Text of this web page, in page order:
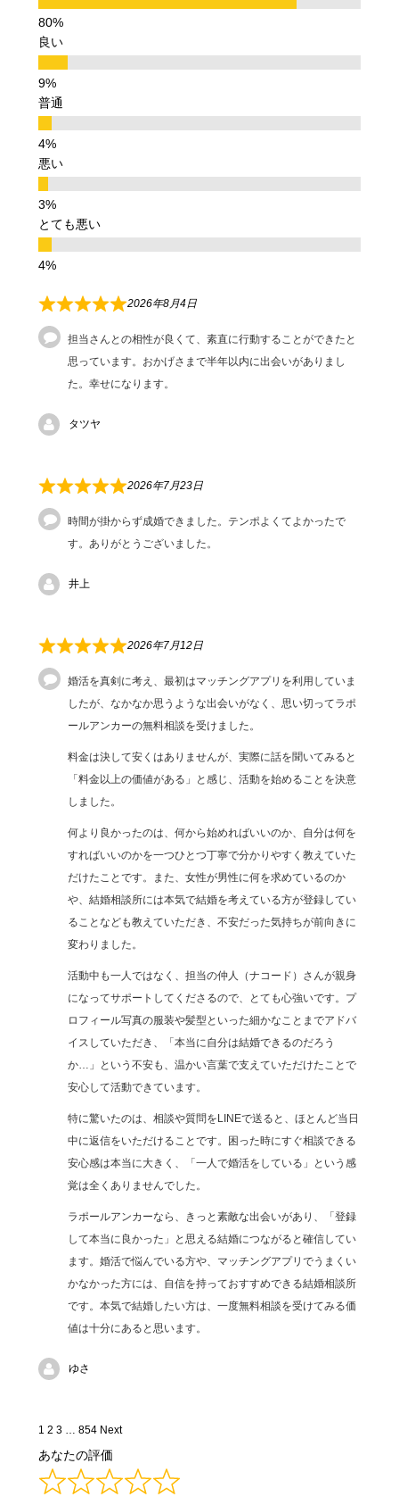
良い
普通
悪い
とても悪い
2026年8月4日
担当さんとの相性が良くて、素直に行動することができたと
思っています。おかげさまで半年以内に出会いがありまし
た。幸せになります。
タツヤ
2026年7月23日
時間が掛からず成婚できました。テンポよくてよかったで
す。ありがとうございました。
井上
2026年7月12日
婚活を真剣に考え、最初はマッチングアプリを利用していま
したが、なかなか思うような出会いがなく、思い切ってラポ
ールアンカーの無料相談を受けました。
料金は決して安くはありませんが、実際に話を聞いてみると
「料金以上の価値がある」と感じ、活動を始めることを決意
しました。
何より良かったのは、何から始めればいいのか、自分は何を
すればいいのかを一つひとつ丁寧で分かりやすく教えていた
だけたことです。また、女性が男性に何を求めているのか
や、結婚相談所には本気で結婚を考えている方が登録してい
ることなども教えていただき、不安だった気持ちが前向きに
変わりました。
活動中も一人ではなく、担当の仲人（ナコード）さんが親身
になってサポートしてくださるので、とても心強いです。プ
ロフィール写真の服装や髪型といった細かなことまでアドバ
イスしていただき、「本当に自分は結婚できるのだろう
か…」という不安も、温かい言葉で支えていただけたことで
安心して活動できています。
特に驚いたのは、相談や質問をLINEで送ると、ほとんど当日
中に返信をいただけることです。困った時にすぐ相談できる
安心感は本当に大きく、「一人で婚活をしている」という感
覚は全くありませんでした。
ラポールアンカーなら、きっと素敵な出会いがあり、「登録
して本当に良かった」と思える結婚につながると確信してい
ます。婚活で悩んでいる方や、マッチングアプリでうまくい
かなかった方には、自信を持っておすすめできる結婚相談所
です。本気で結婚したい方は、一度無料相談を受けてみる価
値は十分にあると思います。
ゆさ
Site
Reviews
navigation
Page
1 Page
2 Page
3 … Page
854 Next
あなたの評価